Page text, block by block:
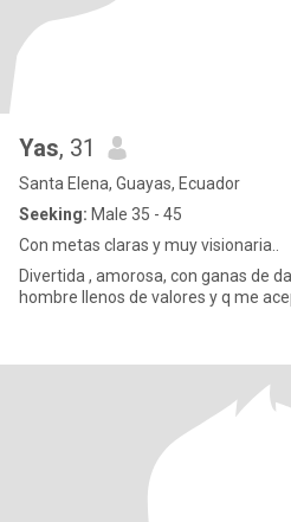
Yas, 31
Santa Elena, Guayas, Ecuador
Seeking: Male 35 - 45
Con metas claras y muy visionaria..
Divertida , amorosa, con ganas de
hombre llenos de valores y q me